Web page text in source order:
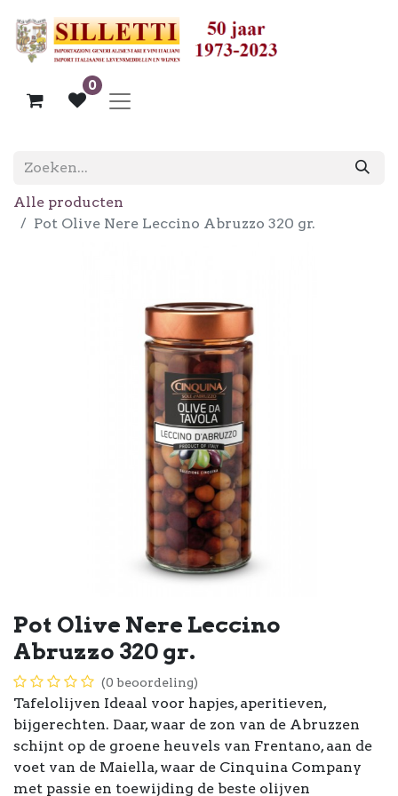
0
Alle producten
Pot Olive Nere Leccino Abruzzo 320 gr.
Pot Olive Nere Leccino
Abruzzo 320 gr.
(0 beoordeling)
Tafelolijven Ideaal voor hapjes, aperitieven,
bijgerechten. Daar, waar de zon van de Abruzzen
schijnt op de groene heuvels van Frentano, aan de
voet van de Maiella, waar de Cinquina Company
met passie en toewijding de beste olijven